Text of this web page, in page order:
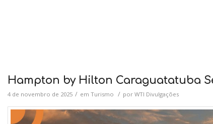
Hampton by Hilton Caraguatatuba
4 de novembro de 2025 / em Turismo / por WTI Divulgações